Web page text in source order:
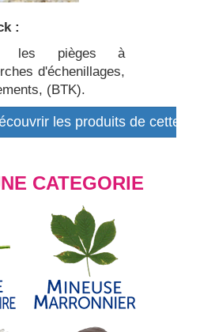
:
les pièges à
d'échenillages,
(BTK).
les produits de cette
CATEGORIE